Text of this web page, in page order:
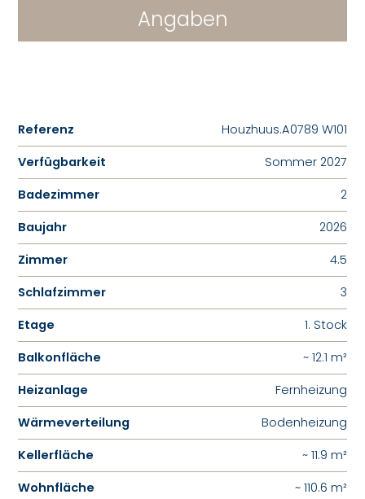
Angaben
Referenz
Houzhuus.A0789 W101
Verfügbarkeit
Sommer 2027
Badezimmer
2
Baujahr
2026
Zimmer
4.5
Schlafzimmer
3
Etage
1. Stock
Balkonfläche
~ 12.1 m²
Heizanlage
Fernheizung
Wärmeverteilung
Bodenheizung
Kellerfläche
~ 11.9 m²
Wohnfläche
~ 110.6 m²